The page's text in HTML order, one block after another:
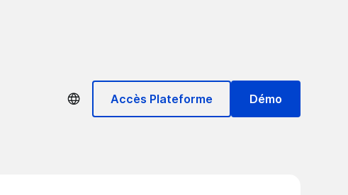
Accès Plateforme Démo